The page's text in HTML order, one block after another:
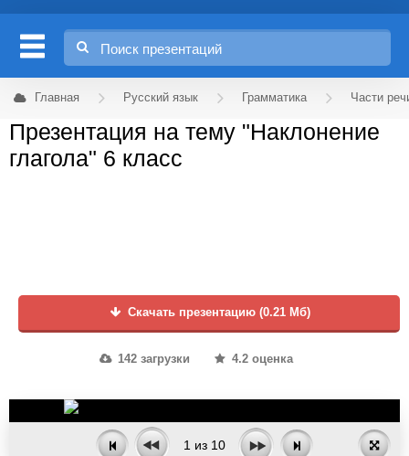
Главная Русский язык Грамматика Части
Презентация на тему "Наклонение
глагола" 6 класс
Скачать презентацию (0.21 Мб)
142 загрузки 4.2 оценка
1 из 10